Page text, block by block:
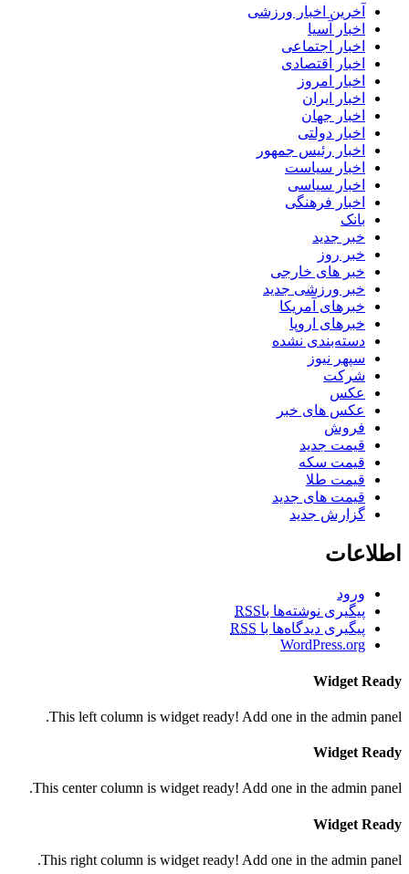
آخرین اخبار ورزشی
اخبار آسیا
اخبار اجتماعی
اخبار اقتصادی
اخبار امروز
اخبار ایران
اخبار جهان
اخبار دولتی
اخبار رئیس جمهور
اخبار سیاست
اخبار سیاسی
اخبار فرهنگی
بانک
خبر جدید
خبر روز
خبر های خارجی
خبر ورزشی جدید
خبرهای آمریکا
خبرهای اروپا
دسته‌بندی نشده
سپهر نیوز
شرکت
عکس
عکس های خبر
فروش
قیمت جدید
قیمت سکه
قیمت طلا
قیمت های جدید
گزارش جدید
اطلاعات
ورود
پیگیری نوشته‌ها باRSS
پیگیری دیدگاه‌ها با RSS
WordPress.org
Widget Ready
This left column is widget ready! Add one in the admin panel.
Widget Ready
This center column is widget ready! Add one in the admin panel.
Widget Ready
This right column is widget ready! Add one in the admin panel.